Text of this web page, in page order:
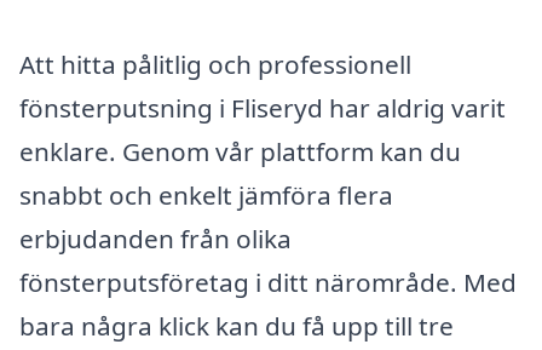
Att hitta pålitlig och professionell
fönsterputsning i Fliseryd har aldrig varit
enklare. Genom vår plattform kan du
snabbt och enkelt jämföra flera
erbjudanden från olika
fönsterputsföretag i ditt närområde. Med
bara några klick kan du få upp till tre